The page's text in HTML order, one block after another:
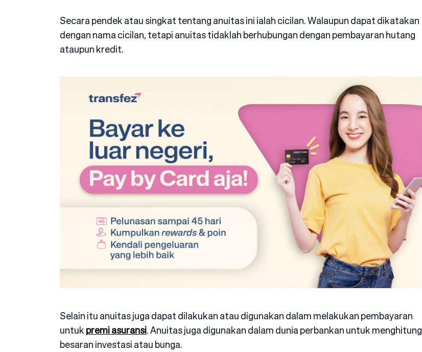
Secara pendek atau singkat tentang anuitas ini ialah cicilan. Walaupun dapat dikatakan
dengan nama cicilan, tetapi anuitas tidaklah berhubungan dengan pembayaran hutang
ataupun kredit.
Selain itu anuitas juga dapat dilakukan atau digunakan dalam melakukan pembayaran
untukpremi asuransi. Anuitas juga digunakan dalam dunia perbankan untuk menghitung
besaran investasi atau bunga.